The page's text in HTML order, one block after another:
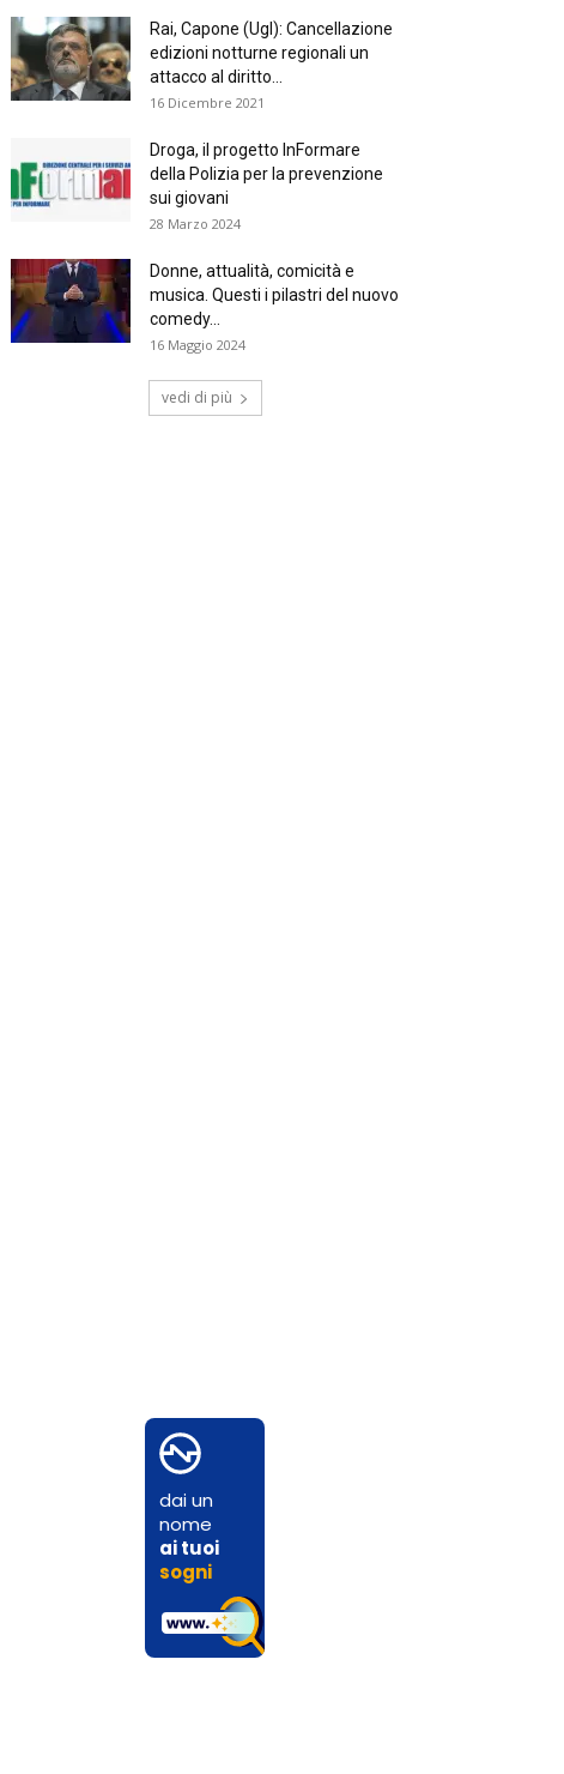
Rai, Capone (Ugl): Cancellazione
edizioni notturne regionali un
attacco al diritto...
16 Dicembre 2021
Droga, il progetto InFormare
della Polizia per la prevenzione
sui giovani
28 Marzo 2024
Donne, attualità, comicità e
musica. Questi i pilastri del nuovo
comedy...
16 Maggio 2024
vedi di più